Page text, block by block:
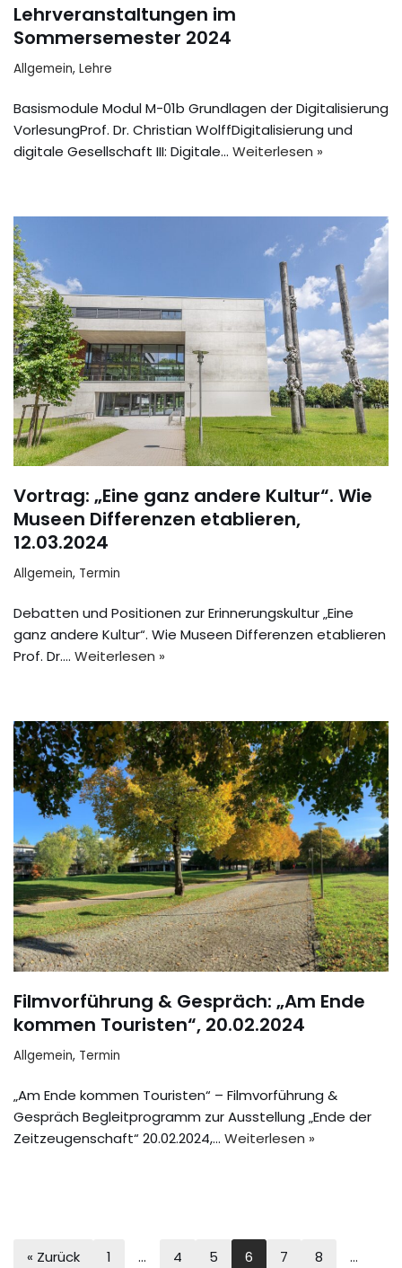
Lehrveranstaltungen im
Sommersemester 2024
Allgemein, Lehre
Basismodule Modul M-01b Grundlagen der Digitalisierung
VorlesungProf. Dr. Christian WolffDigitalisierung und
digitale Gesellschaft III: Digitale… Weiterlesen »
Vortrag: „Eine ganz andere Kultur“. Wie
Museen Differenzen etablieren,
12.03.2024
Allgemein, Termin
Debatten und Positionen zur Erinnerungskultur „Eine
ganz andere Kultur“. Wie Museen Differenzen etablieren
Prof. Dr.… Weiterlesen »
Filmvorführung & Gespräch: „Am Ende
kommen Touristen“, 20.02.2024
Allgemein, Termin
„Am Ende kommen Touristen“ – Filmvorführung &
Gespräch Begleitprogramm zur Ausstellung „Ende der
Zeitzeugenschaft“ 20.02.2024,… Weiterlesen »
« Zurück 1 … 4 5 6 7 8 …